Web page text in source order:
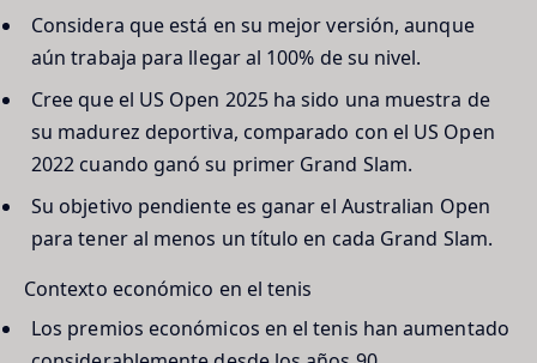
Considera que está en su mejor versión, aunque
aún trabaja para llegar al 100% de su nivel.
Cree que el US Open 2025 ha sido una muestra de
su madurez deportiva, comparado con el US Open
2022 cuando ganó su primer Grand Slam.
Su objetivo pendiente es ganar el Australian Open
para tener al menos un título en cada Grand Slam.
Contexto económico en el tenis
Los premios económicos en el tenis han aumentado